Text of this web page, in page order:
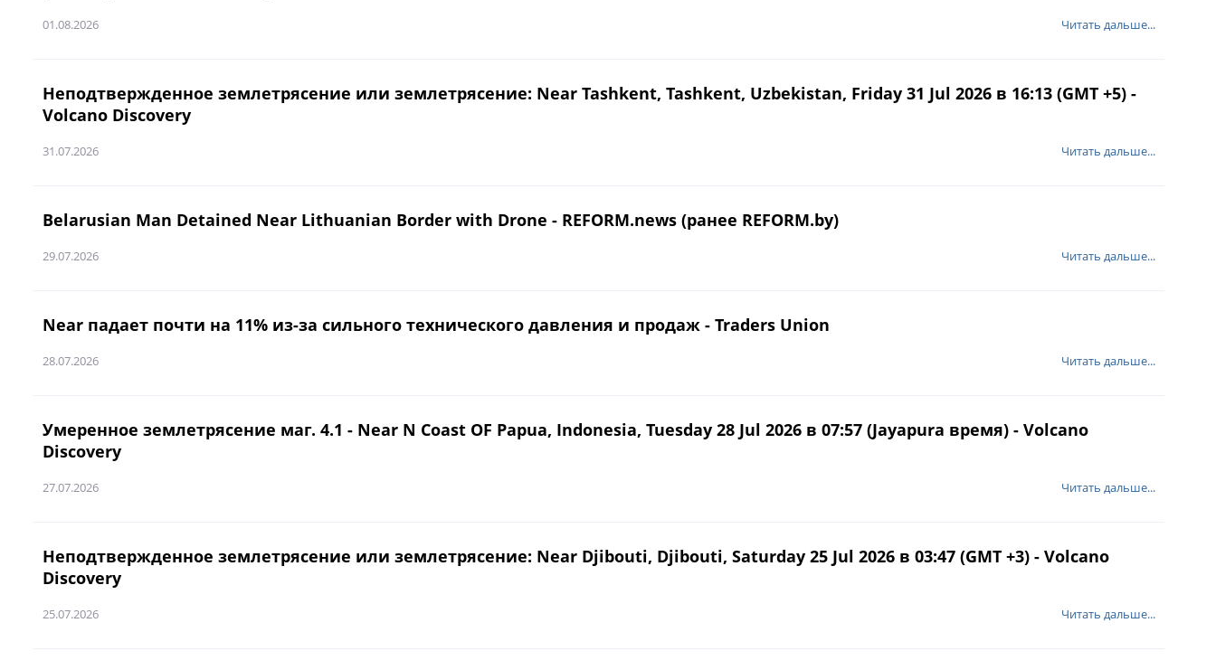
01.08.2026 Читать дальше...
Неподтвержденное землетрясение или землетрясение: Near Tashkent, Tashkent, Uzbekistan, Friday 31 Jul 2026 в 16:13 (GMT +5) -
Volcano Discovery
31.07.2026 Читать дальше...
Belarusian Man Detained Near Lithuanian Border with Drone - REFORM.news (ранее REFORM.by)
29.07.2026 Читать дальше...
Near падает почти на 11% из-за сильного технического давления и продаж - Traders Union
28.07.2026 Читать дальше...
Умеренное землетрясение маг. 4.1 - Near N Coast OF Papua, Indonesia, Tuesday 28 Jul 2026 в 07:57 (Jayapura время) - Volcano
Discovery
27.07.2026 Читать дальше...
Неподтвержденное землетрясение или землетрясение: Near Djibouti, Djibouti, Saturday 25 Jul 2026 в 03:47 (GMT +3) - Volcano
Discovery
25.07.2026 Читать дальше...